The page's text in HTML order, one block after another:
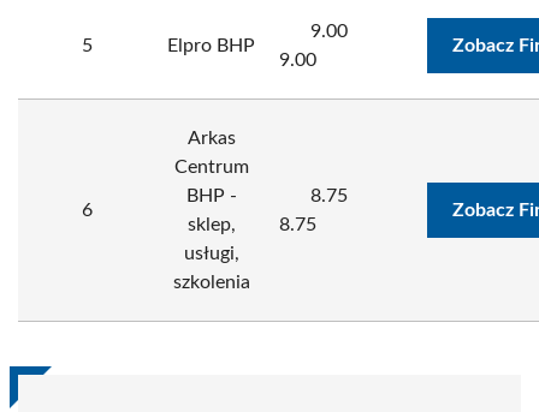
5 Elpro BHP
9.00
9.00
Zobacz
6
Arkas
Centrum
BHP -
sklep,
usługi,
szkolenia
8.75
8.75
Zobacz